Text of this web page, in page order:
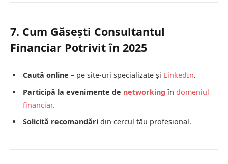
7. Cum Găsești Consultantul
Financiar Potrivit în 2025
Caută online – pe site-uri specializate și LinkedIn.
Participă la evenimente de networking în domeniul
financiar.
Solicită recomandări din cercul tău profesional.